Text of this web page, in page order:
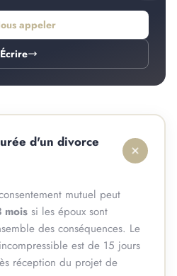
appeler
Écrire
d'un divorce
mutuel peut
moissi les époux sont
des conséquences. Le
est de 15 jours
réception du projet de